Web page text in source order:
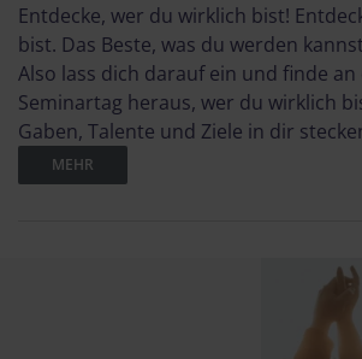
Entdecke, wer du wirklich bist!
bist. Das Beste, was du werden
Also lass dich darauf ein und finde an
Seminartag heraus, wer du wirklich
Gaben, Talente und Ziele in dir
MEHR